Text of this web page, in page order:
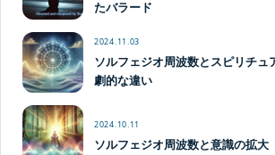
たバラード
2024.11.03
ソルフェジオ周波数とスピリチュ
劇的な違い
2024.10.11
ソルフェジオ周波数と意識の拡大